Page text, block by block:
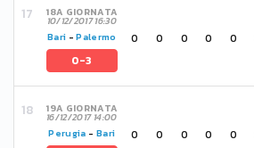
18A GIORNATA
10/12/2017 16:30
Bari -Palermo
0-3
0 0 0 0 0
19A GIORNATA
16/12/2017 14:00
Perugia - Bari 0 0 0 0 0